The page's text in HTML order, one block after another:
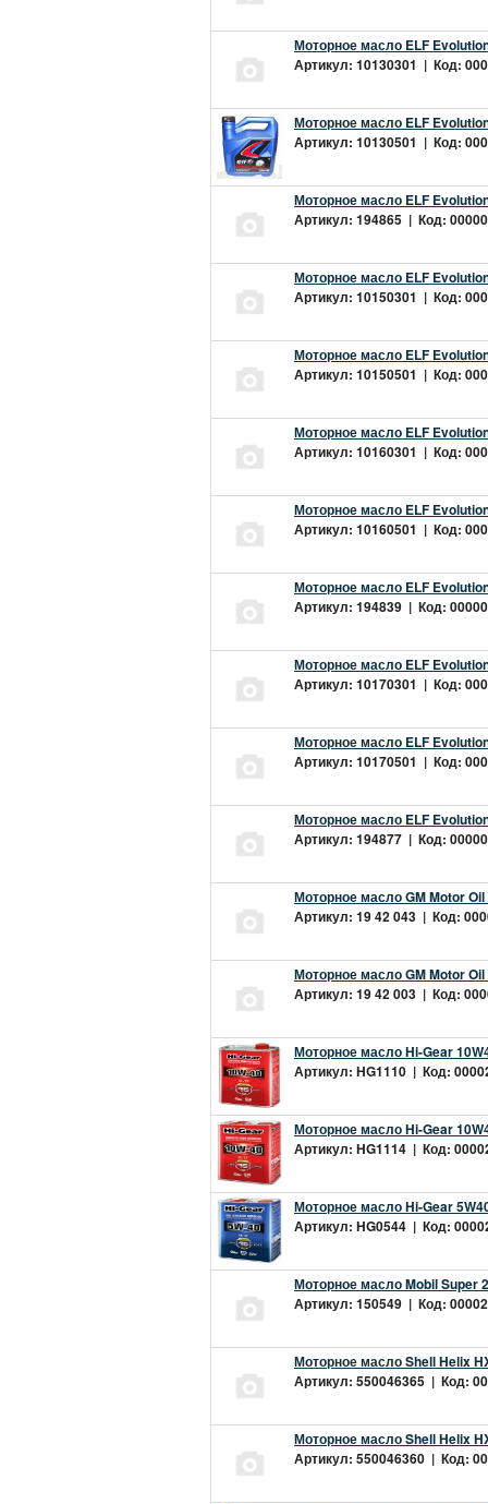
Моторное масло ELF
Артикул: 10130301 | Код:
Моторное масло ELF
Артикул: 10130501 | Код:
Моторное масло ELF
Артикул: 194865 | Код:
Моторное масло ELF
Артикул: 10150301 | Код:
Моторное масло ELF
Артикул: 10150501 | Код:
Моторное масло ELF
Артикул: 10160301 | Код:
Моторное масло ELF
Артикул: 10160501 | Код:
Моторное масло ELF
Артикул: 194839 | Код:
Моторное масло ELF
Артикул: 10170301 | Код:
Моторное масло ELF
Артикул: 10170501 | Код:
Моторное масло ELF
Артикул: 194877 | Код:
Моторное масло GM Motor Oil
Артикул: 19 42 043 | Код:
Моторное масло GM Motor
Артикул: 19 42 003 | Код:
Моторное масло Hi-Gear
Артикул: HG1110 | Код:
Моторное масло Hi-Gear
Артикул: HG1114 | Код:
Моторное масло Hi-Gear
Артикул: HG0544 | Код:
Моторное масло Mobil Super
Артикул: 150549 | Код:
Моторное масло Shell Helix
Артикул: 550046365 | Код:
Моторное масло Shell Helix
Артикул: 550046360 | Код: